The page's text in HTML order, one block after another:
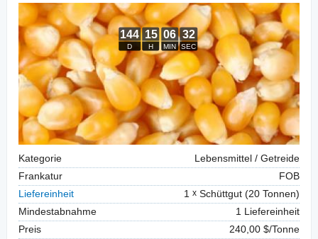
Kategorie
Lebensmittel / Getreide
Frankatur
FOB
Liefereinheit
1
Schüttgut (20 Tonnen)
Mindestabnahme
1 Liefereinheit
Preis
240,00 $/Tonne